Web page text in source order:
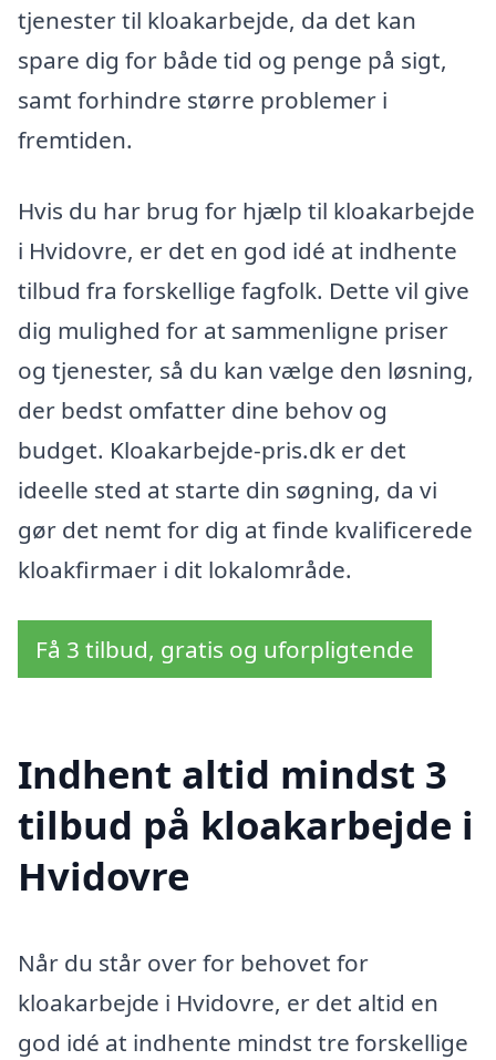
tjenester til kloakarbejde, da det kan
spare dig for både tid og penge på sigt,
samt forhindre større problemer i
fremtiden.
Hvis du har brug for hjælp til kloakarbejde
i Hvidovre, er det en god idé at indhente
tilbud fra forskellige fagfolk. Dette vil give
dig mulighed for at sammenligne priser
og tjenester, så du kan vælge den løsning,
der bedst omfatter dine behov og
budget. Kloakarbejde-pris.dk er det
ideelle sted at starte din søgning, da vi
gør det nemt for dig at finde kvalificerede
kloakfirmaer i dit lokalområde.
Få 3 tilbud, gratis og uforpligtende
Indhent altid mindst 3
tilbud på kloakarbejde i
Hvidovre
Når du står over for behovet for
kloakarbejde i Hvidovre, er det altid en
god idé at indhente mindst tre forskellige